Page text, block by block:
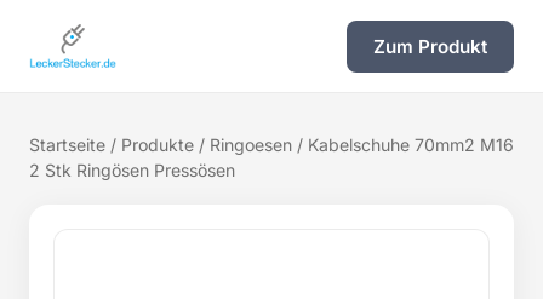
Zum Produkt
Startseite / Produkte / Ringoesen / Kabelschuhe 70mm2 M16
2 Stk Ringösen Pressösen